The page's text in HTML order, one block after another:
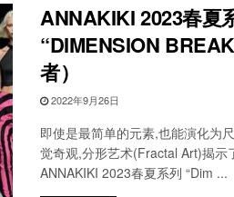
ANNAKIKI 2023春夏
“DIMENSION
者）
2022年9月26日
即使是最简单的元素,也能演化为
觉奇观,分形艺术(Fractal Art)揭示
ANNAKIKI 2023春夏系列 “Dim ...